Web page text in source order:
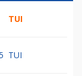
TUI
TUI